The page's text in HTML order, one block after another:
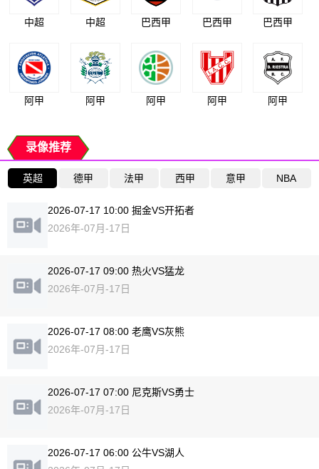
中超 中超 巴西甲 巴西甲 巴西甲
阿甲 阿甲 阿甲 阿甲 阿甲
录像推荐
英超 德甲 法甲 西甲 意甲 NBA
2026-07-17 10:00 掘金VS开拓者
2026年-07月-17日
2026-07-17 09:00 热火VS猛龙
2026年-07月-17日
2026-07-17 08:00 老鹰VS灰熊
2026年-07月-17日
2026-07-17 07:00 尼克斯VS勇士
2026年-07月-17日
2026-07-17 06:00 公牛VS湖人